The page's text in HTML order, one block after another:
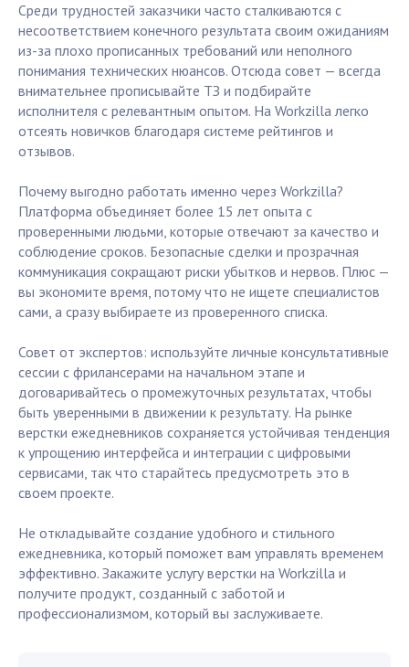
Среди трудностей заказчики часто сталкиваются с
несоответствием конечного результата своим ожиданиям
из-за плохо прописанных требований или неполного
понимания технических нюансов. Отсюда совет — всегда
внимательнее прописывайте ТЗ и подбирайте
исполнителя с релевантным опытом. На Workzilla легко
отсеять новичков благодаря системе рейтингов и
отзывов.
Почему выгодно работать именно через Workzilla?
Платформа объединяет более 15 лет опыта с
проверенными людьми, которые отвечают за качество и
соблюдение сроков. Безопасные сделки и прозрачная
коммуникация сокращают риски убытков и нервов. Плюс —
вы экономите время, потому что не ищете специалистов
сами, а сразу выбираете из проверенного списка.
Совет от экспертов: используйте личные консультативные
сессии с фрилансерами на начальном этапе и
договаривайтесь о промежуточных результатах, чтобы
быть уверенными в движении к результату. На рынке
верстки ежедневников сохраняется устойчивая тенденция
к упрощению интерфейса и интеграции с цифровыми
сервисами, так что старайтесь предусмотреть это в
своем проекте.
Не откладывайте создание удобного и стильного
ежедневника, который поможет вам управлять временем
эффективно. Закажите услугу верстки на Workzilla и
получите продукт, созданный с заботой и
профессионализмом, который вы заслуживаете.